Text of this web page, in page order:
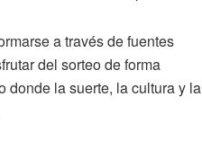
a través de fuentes
del sorteo de forma
donde la suerte, la cultura y la